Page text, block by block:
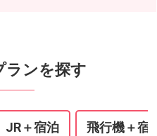
ランを探す
JR＋宿泊 飛行機＋宿